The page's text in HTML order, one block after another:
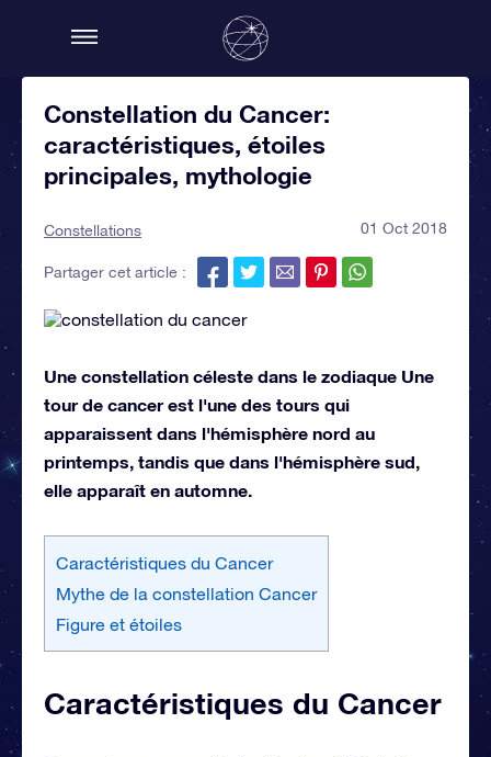
Constellation du Cancer:
caractéristiques, étoiles
principales, mythologie
Constellations 01 Oct 2018
Partager cet article :
Une constellation céleste dans le zodiaque Une
tour de cancer est l'une des tours qui
apparaissent dans l'hémisphère nord au
printemps, tandis que dans l'hémisphère sud,
elle apparaît en automne.
Caractéristiques du Cancer
Mythe de la constellation Cancer
Figure et étoiles
Caractéristiques du Cancer